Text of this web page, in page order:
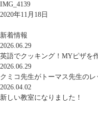
IMG_4139
2020年11月18日
新着情報
2026.06.29
英語でクッキング！MYピザを
2026.06.29
クミコ先生がトーマス先生のレ
2026.04.02
新しい教室になりました！